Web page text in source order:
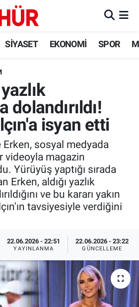
SİYASET EKONOMİ SPOR
dolandırıldı!
isyan etti
sosyal medyada
videoyla magazin
Yürüyüş yaptığı sırada
Erken, aldığı yazlık
ve bu kararı yakın
tavsiyesiyle verdiğini
22.06.2026 - 22:51
YAYINLANMA
22.06.2026 - 23:22
GÜNCELLEME
Haritası
Durumu ve Fikstür